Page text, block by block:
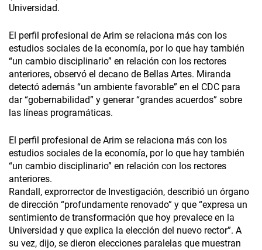
Universidad.
El perfil profesional de Arim se relaciona más con los
estudios sociales de la economía, por lo que hay también
“un cambio disciplinario” en relación con los rectores
anteriores, observó el decano de Bellas Artes. Miranda
detectó además “un ambiente favorable” en el CDC para
dar “gobernabilidad” y generar “grandes acuerdos” sobre
las líneas programáticas.
El perfil profesional de Arim se relaciona más con los
estudios sociales de la economía, por lo que hay también
“un cambio disciplinario” en relación con los rectores
anteriores.
Randall, exprorrector de Investigación, describió un órgano
de dirección “profundamente renovado” y que “expresa un
sentimiento de transformación que hoy prevalece en la
Universidad y que explica la elección del nuevo rector”. A
su vez, dijo, se dieron elecciones paralelas que muestran